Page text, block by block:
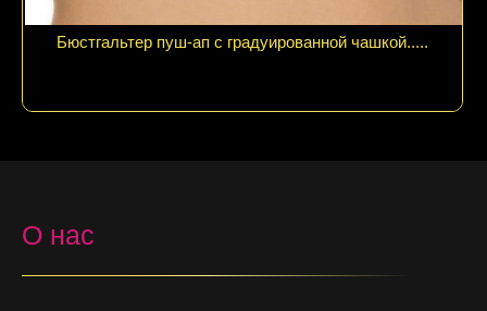
Бюстгальтер пуш-ап с градуированной чашкой.....
О нас